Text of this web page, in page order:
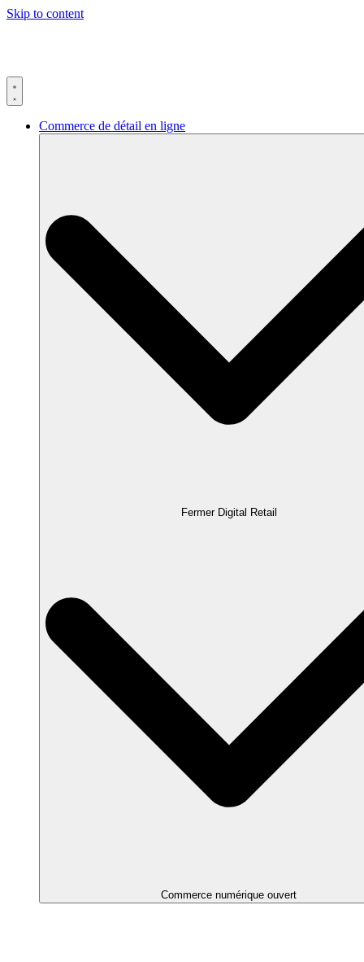
Skip to content
Commerce de détail en ligne
Fermer Digital Retail
Commerce numérique ouvert